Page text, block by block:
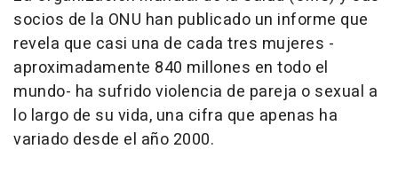
socios de la ONU han publicado un informe que
revela que casi una de cada tres mujeres -
aproximadamente 840 millones en todo el
mundo- ha sufrido violencia de pareja o sexual a
lo largo de su vida, una cifra que apenas ha
variado desde el año 2000.